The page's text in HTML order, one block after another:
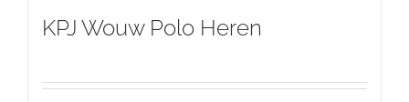
KPJ Wouw Polo Heren